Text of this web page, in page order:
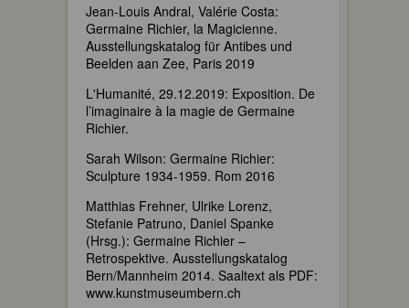
Jean-Louis Andral, Valérie Costa:
Germaine Richier, la Magicienne.
Ausstellungskatalog für Antibes und
Beelden aan Zee, Paris 2019
L'Humanité, 29.12.2019: Exposition. De
l’imaginaire à la magie de Germaine
Richier.
Sarah Wilson: Germaine Richier:
Sculpture 1934-1959. Rom 2016
Matthias Frehner, Ulrike Lorenz,
Stefanie Patruno, Daniel Spanke
(Hrsg.): Germaine Richier –
Retrospektive. Ausstellungskatalog
Bern/Mannheim 2014. Saaltext als PDF:
www.kunstmuseumbern.ch